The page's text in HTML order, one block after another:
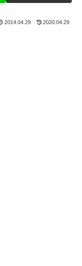
2014.04.29 2020.04.29